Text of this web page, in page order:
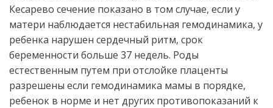
Кесарево сечение показано в том случае, если у
матери наблюдается нестабильная гемодинамика, у
ребенка нарушен сердечный ритм, срок
беременности больше 37 недель. Роды
естественным путем при отслойке плаценты
разрешены если гемодинамика мамы в порядке,
ребенок в норме и нет других противопоказаний к